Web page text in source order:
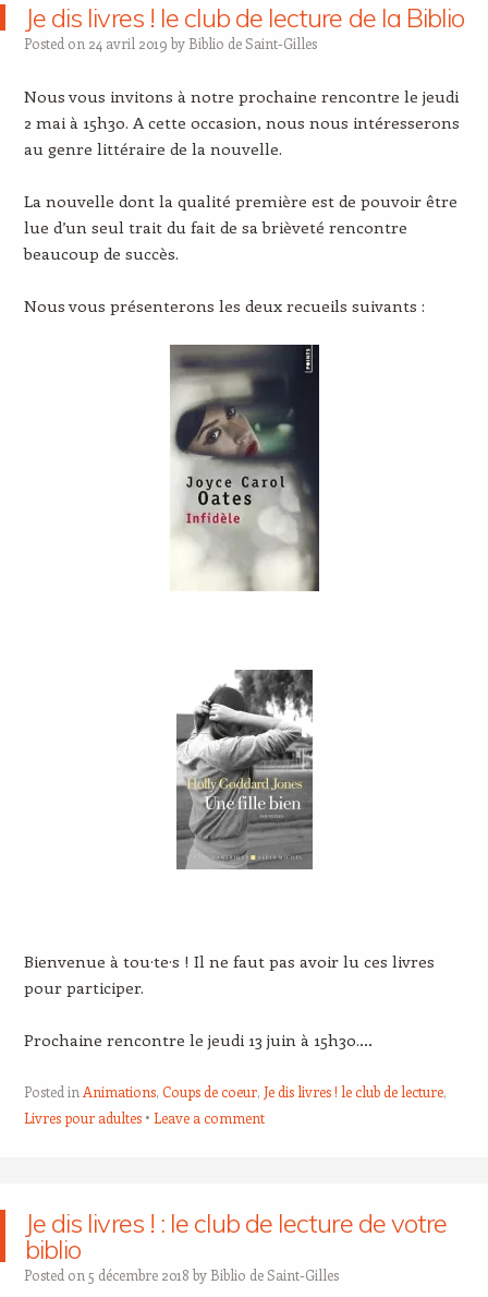
Je dis livres ! le club de lecture de la Biblio
Posted on 24 avril 2019 by Biblio de Saint-Gilles
Nous vous invitons à notre prochaine rencontre le jeudi
2 mai à 15h30. A cette occasion, nous nous intéresserons
au genre littéraire de la nouvelle.
La nouvelle dont la qualité première est de pouvoir être
lue d’un seul trait du fait de sa brièveté rencontre
beaucoup de succès.
Nous vous présenterons les deux recueils suivants :
Bienvenue à tou·te·s ! Il ne faut pas avoir lu ces livres
pour participer.
Prochaine rencontre le jeudi 13 juin à 15h30.…
Posted in Animations, Coups de coeur, Je dis livres ! le club de lecture,
Livres pour adultes
Leave a comment
Je dis livres ! : le club de lecture de votre
biblio
Posted on 5 décembre 2018 by Biblio de Saint-Gilles